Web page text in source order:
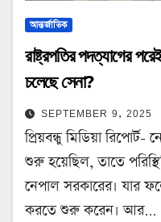
আন্তর্জাতিক
রাষ্ট্রপতির পদত্যাগের
চলেছে সেনা?
SEPTEMBER 9, 2025
প্রিয়বন্ধু মিডিয়া
শুরু হয়েছিল, তাতে
নেপাল সরকারের। যার
করতে শুরু করেন। আর…